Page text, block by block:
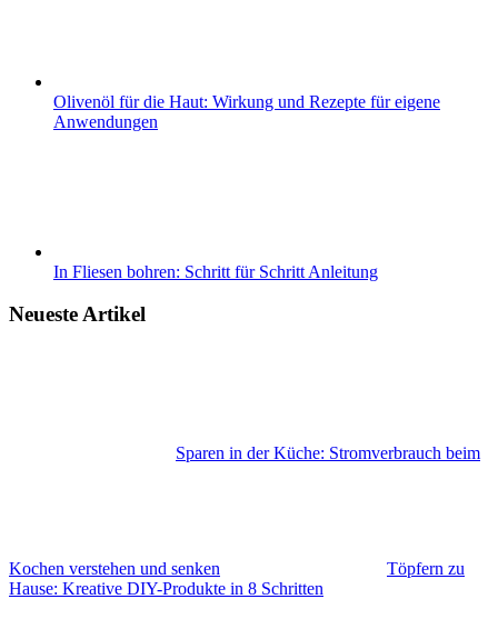
Olivenöl für die Haut: Wirkung und Rezepte für eigene
Anwendungen
In Fliesen bohren: Schritt für Schritt Anleitung
Neueste Artikel
Sparen in der Küche: Stromverbrauch beim
Kochen verstehen und senken
Töpfern zu
Hause: Kreative DIY-Produkte in 8 Schritten